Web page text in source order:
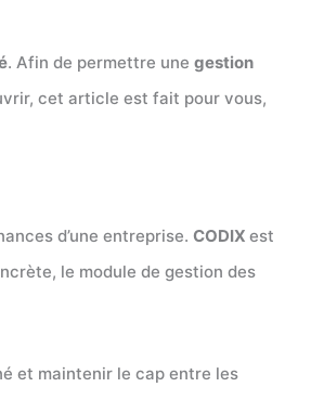
. Afin de permettre une gestion
cet article est fait pour vous,
d’une entreprise. CODIX est
le module de gestion des
et maintenir le cap entre les